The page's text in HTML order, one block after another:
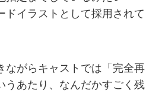
ドイラストとして採用されて
ながらキャストでは「完全再
うあたり、なんだかすごく残